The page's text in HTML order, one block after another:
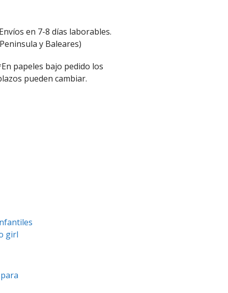
Envíos en 7-8 días laborables.
y Baleares)
papeles bajo pedido los
pueden cambiar.
girl